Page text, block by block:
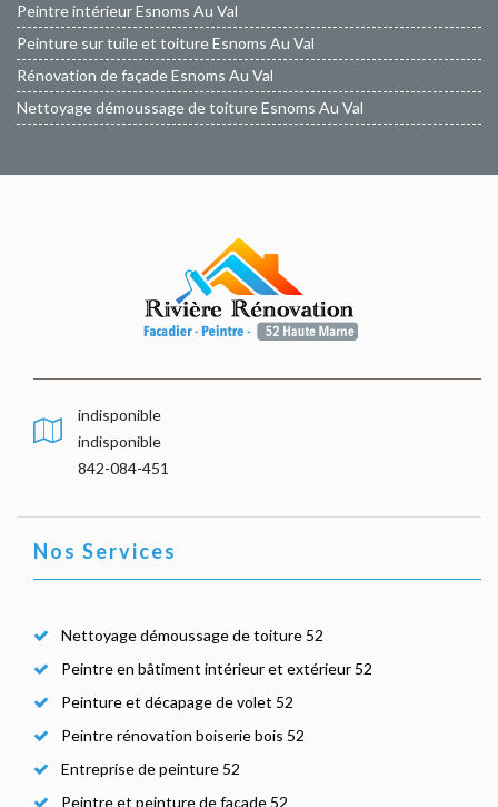
Peintre intérieur Esnoms Au Val
Peinture sur tuile et toiture Esnoms Au Val
Rénovation de façade Esnoms Au Val
Nettoyage démoussage de toiture Esnoms Au Val
indisponible
indisponible
842-084-451
Nos Services
Nettoyage démoussage de toiture 52
Peintre en bâtiment intérieur et extérieur 52
Peinture et décapage de volet 52
Peintre rénovation boiserie bois 52
Entreprise de peinture 52
Peintre et peinture de façade 52